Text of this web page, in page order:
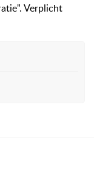
Verplicht